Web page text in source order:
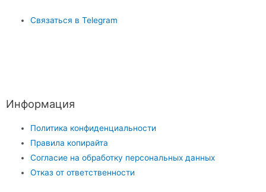
Связаться в Telegram
Информация
Политика конфиденциальности
Правила копирайта
Согласие на обработку персональных данных
Отказ от ответственности